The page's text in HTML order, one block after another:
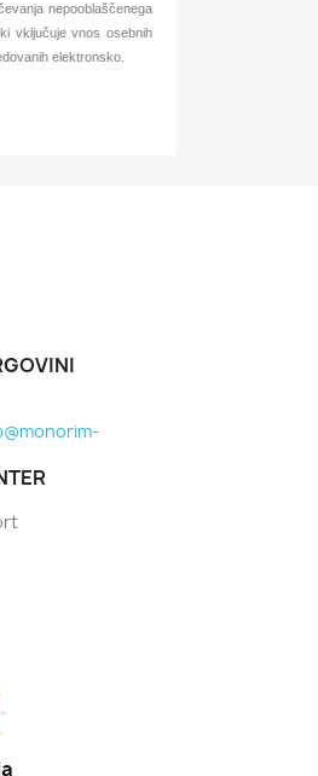
nepooblaščenega
vključuje vnos osebnih
elektronsko.